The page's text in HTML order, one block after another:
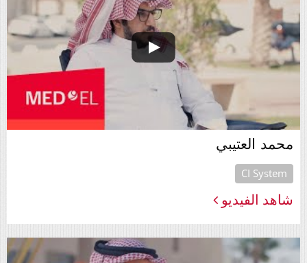
محمد العتيبي
CI System
شاهد الفيديو